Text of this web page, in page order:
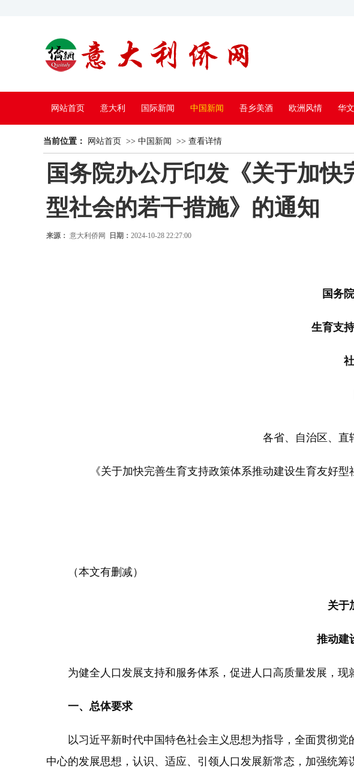
网站首页 意大利 国际新闻 中国新闻 吾乡美酒 欧洲风情 华
中国电视
当前位置： 网站首页 >> 中国新闻 >> 查看详情
国务院办公厅印发《关于加
型社会的若干措施》的通知
来源： 意大利侨网 日期： 2024-10-28 22:27:00
国务
生育支
各省、自治区、直辖
《关于加快完善生育支持政策体系推动建设生育友好型
（本文有删减）
关于
推动建
为健全人口发展支持和服务体系，促进人口高质量发展，现
一、总体要求
以习近平新时代中国特色社会主义思想为指导，全面贯彻党
中心的发展思想，认识、适应、引领人口发展新常态，加强统